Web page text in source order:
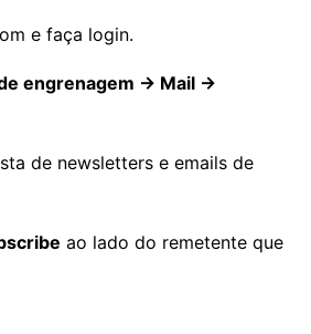
e faça login.
engrenagem → Mail →
de newsletters e emails de
ao lado do remetente que